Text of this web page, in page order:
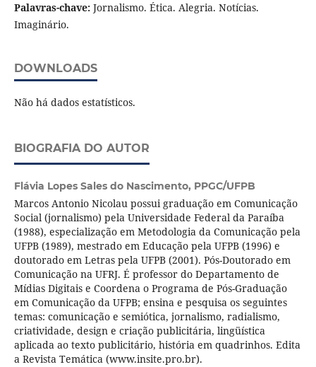
Palavras-chave:Jornalismo. Ética. Alegria. Notícias.
Imaginário.
DOWNLOADS
Não há dados estatísticos.
BIOGRAFIA DO AUTOR
Flávia Lopes Sales do Nascimento, PPGC/UFPB
Marcos Antonio Nicolau possui graduação em Comunicação
Social (jornalismo) pela Universidade Federal da Paraíba
(1988), especialização em Metodologia da Comunicação pela
UFPB (1989), mestrado em Educação pela UFPB (1996) e
doutorado em Letras pela UFPB (2001). Pós-Doutorado em
Comunicação na UFRJ. É professor do Departamento de
Mídias Digitais e Coordena o Programa de Pós-Graduação
em Comunicação da UFPB; ensina e pesquisa os seguintes
temas: comunicação e semiótica, jornalismo, radialismo,
criatividade, design e criação publicitária, lingüística
aplicada ao texto publicitário, história em quadrinhos. Edita
a Revista Temática (www.insite.pro.br).